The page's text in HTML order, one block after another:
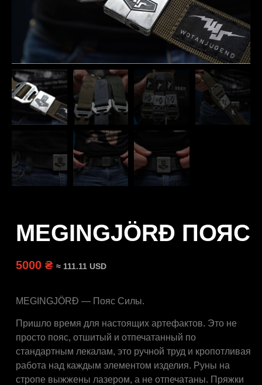
MEGINGJÖRÐ ПОЯС
5000 ₴ ≈ 111.11 USD
MEGINGJÖRÐ — Пояс Силы.
Пришло время для настоящих артефактов. Это не
просто пояс, отшитый и отпечатанный по
стандартным лекалам, это ручной труд и кропотливая
работа над каждым элементом изделия. Руны на
стропе выжжены лазером, а не отпечатаны. Пряжки